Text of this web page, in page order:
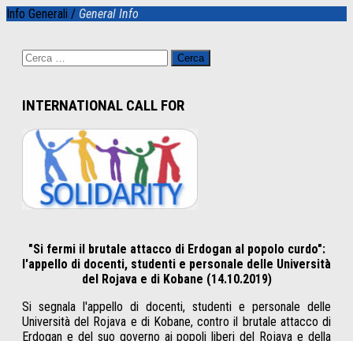
Info Generali / General Info
Ricerca
per:
INTERNATIONAL CALL FOR
"Si fermi il brutale attacco di Erdogan al popolo curdo":
l'appello di docenti, studenti e personale delle Università
del Rojava e di Kobane (14.10.2019)
Si segnala l'appello di docenti, studenti e personale delle
Università del Rojava e di Kobane, contro il brutale attacco di
Erdogan e del suo governo ai popoli liberi del Rojava e della